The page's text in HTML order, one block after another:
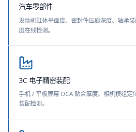
汽车零部件
发动机缸体平面度、密封件压痕深度、轴承
度在线检测。
3C 电子精密装配
手机 / 平板屏幕 OCA 贴合厚度、相机模组定
装配检测。